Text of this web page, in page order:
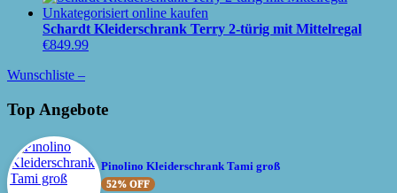
Schardt Kleiderschrank Terry 2-türig mit Mittelregal
€849.99
Wunschliste –
Top Angebote
Pinolino Kleiderschrank Tami groß
52% OFF